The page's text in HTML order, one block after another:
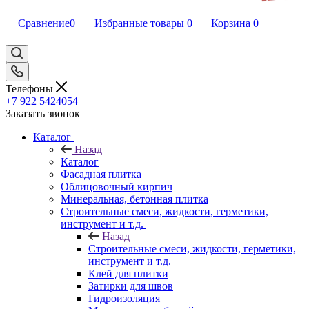
Сравнение0 Избранные товары 0 Корзина 0
Телефоны
+7 922 5424054
Заказать звонок
Каталог
Назад
Каталог
Фасадная плитка
Облицовочный кирпич
Минеральная, бетонная плитка
Строительные смеси, жидкости, герметики,
инструмент и т.д.
Назад
Строительные смеси, жидкости, герметики,
инструмент и т.д.
Клей для плитки
Затирки для швов
Гидроизоляция